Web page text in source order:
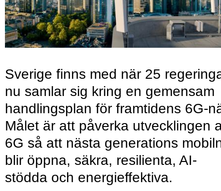
Sverige finns med när 25
nu samlar sig kring en gemensam
handlingsplan för framtidens 6G-
Målet är att påverka utvecklingen
6G så att nästa generations
blir öppna, säkra, resilienta, AI-
stödda och energieffektiva.